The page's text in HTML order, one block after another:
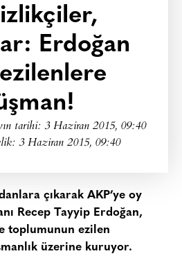
Erdoğan
tarihi: 3 Haziran 2015, 09:40
3 Haziran 2015, 09:40
çıkarak AKP’ye oy
Recep Tayyip Erdoğan,
toplumunun ezilen
üzerine kuruyor.